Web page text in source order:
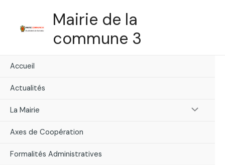
content
Mairie de la
commune 3
Accueil
Actualités
La Mairie Menu
Axes de Coopération
Formalités Administratives